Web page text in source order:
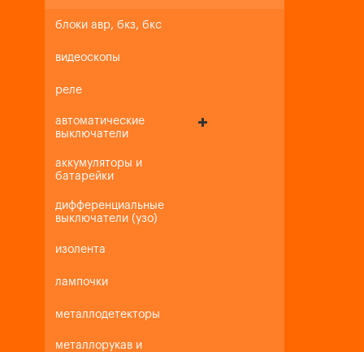
блоки авр, бкз, бкс
видеоскопы
реле
автоматические
выключатели
аккумуляторы и
батарейки
дифференциальные
выключатели (узо)
изолента
лампочки
металлодетекторы
металлорукав и